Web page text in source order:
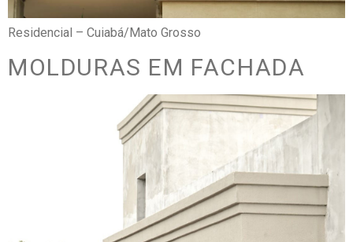
Residencial – Cuiabá/Mato Grosso
MOLDURAS EM FACHADA